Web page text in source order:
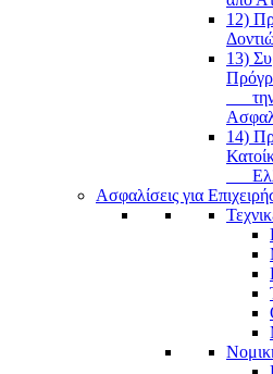
12)
13)
την
14)
Ασφαλίσεις για